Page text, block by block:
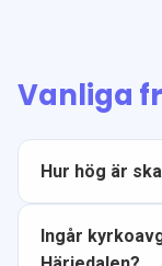
Vanliga
Hur hög är
Ingår